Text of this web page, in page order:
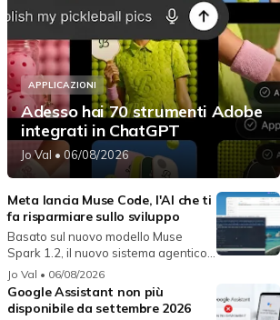
APPLICAZIONI
Adesso hai 70 strumenti Adobe
integrati in ChatGPT
Jo Val • 06/08/2026
Meta lancia Muse Code, l'AI che ti
fa risparmiare sullo sviluppo
Basato sul nuovo modello Muse
Spark 1.2, il nuovo sistema agentico
fun...
Jo Val • 06/08/2026
Google Assistant non più
disponibile da settembre 2026